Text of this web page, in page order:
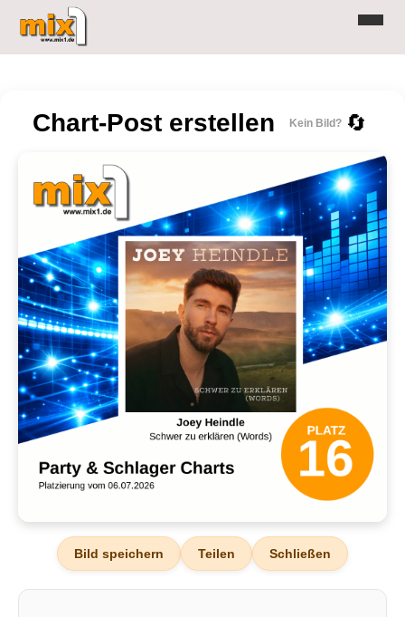
Chart-Post erstellen Kein Bild? 🔄
Bild speichern Teilen Schließen